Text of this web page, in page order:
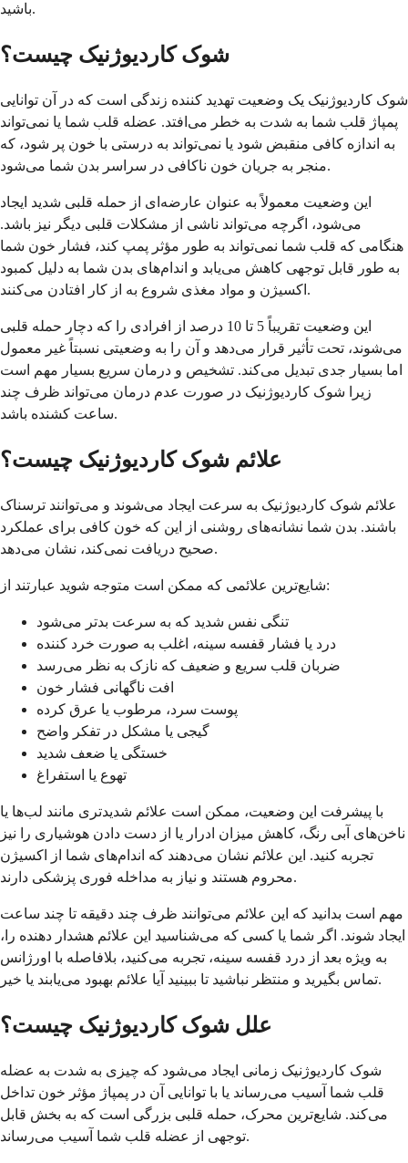
باشید.
شوک کاردیوژنیک چیست؟
شوک کاردیوژنیک یک وضعیت تهدید کننده زندگی است که در آن توانایی
پمپاژ قلب شما به شدت به خطر می‌افتد. عضله قلب شما یا نمی‌تواند
به اندازه کافی منقبض شود یا نمی‌تواند به درستی با خون پر شود، که
منجر به جریان خون ناکافی در سراسر بدن شما می‌شود.
این وضعیت معمولاً به عنوان عارضه‌ای از حمله قلبی شدید ایجاد
می‌شود، اگرچه می‌تواند ناشی از مشکلات قلبی دیگر نیز باشد.
هنگامی که قلب شما نمی‌تواند به طور مؤثر پمپ کند، فشار خون شما
به طور قابل توجهی کاهش می‌یابد و اندام‌های بدن شما به دلیل کمبود
اکسیژن و مواد مغذی شروع به از کار افتادن می‌کنند.
این وضعیت تقریباً 5 تا 10 درصد از افرادی را که دچار حمله قلبی
می‌شوند، تحت تأثیر قرار می‌دهد و آن را به وضعیتی نسبتاً غیر معمول
اما بسیار جدی تبدیل می‌کند. تشخیص و درمان سریع بسیار مهم است
زیرا شوک کاردیوژنیک در صورت عدم درمان می‌تواند ظرف چند
ساعت کشنده باشد.
علائم شوک کاردیوژنیک چیست؟
علائم شوک کاردیوژنیک به سرعت ایجاد می‌شوند و می‌توانند ترسناک
باشند. بدن شما نشانه‌های روشنی از این که خون کافی برای عملکرد
صحیح دریافت نمی‌کند، نشان می‌دهد.
شایع‌ترین علائمی که ممکن است متوجه شوید عبارتند از:
تنگی نفس شدید که به سرعت بدتر می‌شود
درد یا فشار قفسه سینه، اغلب به صورت خرد کننده
ضربان قلب سریع و ضعیف که نازک به نظر می‌رسد
افت ناگهانی فشار خون
پوست سرد، مرطوب یا عرق کرده
گیجی یا مشکل در تفکر واضح
خستگی یا ضعف شدید
تهوع یا استفراغ
با پیشرفت این وضعیت، ممکن است علائم شدیدتری مانند لب‌ها یا
ناخن‌های آبی رنگ، کاهش میزان ادرار یا از دست دادن هوشیاری را نیز
تجربه کنید. این علائم نشان می‌دهند که اندام‌های شما از اکسیژن
محروم هستند و نیاز به مداخله فوری پزشکی دارند.
مهم است بدانید که این علائم می‌توانند ظرف چند دقیقه تا چند ساعت
ایجاد شوند. اگر شما یا کسی که می‌شناسید این علائم هشدار دهنده را،
به ویژه بعد از درد قفسه سینه، تجربه می‌کنید، بلافاصله با اورژانس
تماس بگیرید و منتظر نباشید تا ببینید آیا علائم بهبود می‌یابند یا خیر.
علل شوک کاردیوژنیک چیست؟
شوک کاردیوژنیک زمانی ایجاد می‌شود که چیزی به شدت به عضله
قلب شما آسیب می‌رساند یا با توانایی آن در پمپاژ مؤثر خون تداخل
می‌کند. شایع‌ترین محرک، حمله قلبی بزرگی است که به بخش قابل
توجهی از عضله قلب شما آسیب می‌رساند.